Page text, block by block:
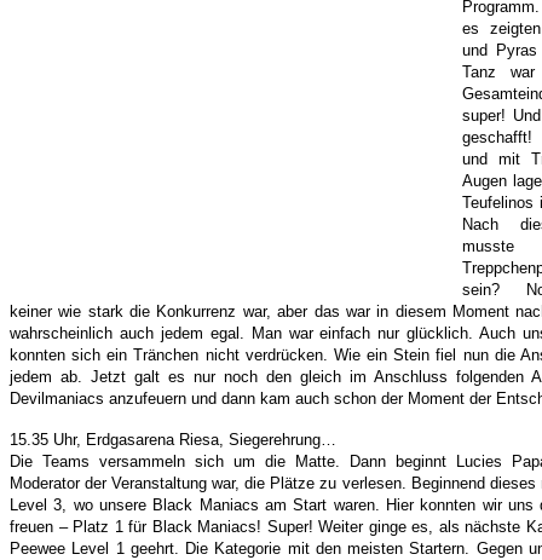
es
und
Tanz
super!
geschafft!
und mit
Augen
Teufelinos
Nach
sein?
keiner wie stark die Konkurrenz war, aber das war in diesem Moment
wahrscheinlich auch jedem egal. Man war einfach nur glücklich. Auch
konnten sich ein Tränchen nicht verdrücken. Wie ein Stein fiel nun die
jedem ab. Jetzt galt es nur noch den gleich im Anschluss folgenden
Devilmaniacs anzufeuern und dann kam auch schon der Moment der
15.35 Uhr, Erdgasarena Riesa, Siegerehrung…
Die Teams versammeln sich um die Matte. Dann beginnt Lucies
Moderator der Veranstaltung war, die Plätze zu verlesen. Beginnend dieses
Level 3, wo unsere Black Maniacs am Start waren. Hier konnten wir uns
freuen – Platz 1 für Black Maniacs! Super! Weiter ginge es, als nächste
Peewee Level 1 geehrt. Die Kategorie mit den meisten Startern. Gegen